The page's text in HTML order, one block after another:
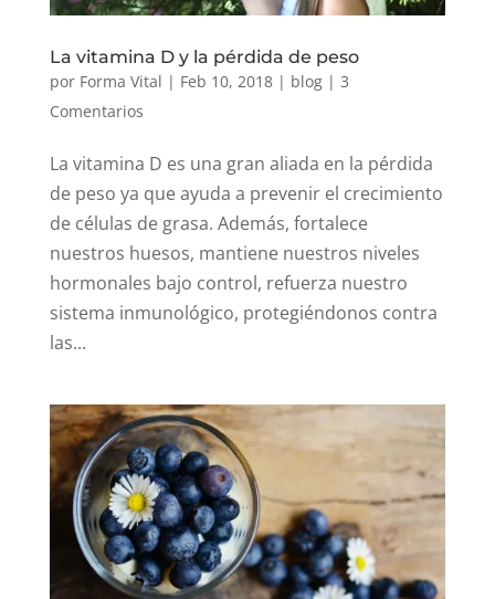
La vitamina D y la pérdida de peso
por Forma Vital | Feb 10, 2018| blog| 3
Comentarios
La vitamina D es una gran aliada en la pérdida
de peso ya que ayuda a prevenir el crecimiento
de células de grasa. Además, fortalece
nuestros huesos, mantiene nuestros niveles
hormonales bajo control, refuerza nuestro
sistema inmunológico, protegiéndonos contra
las...